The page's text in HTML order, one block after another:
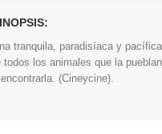
tranquila, paradisíaca y
todos los animales que la
(Cineycine).